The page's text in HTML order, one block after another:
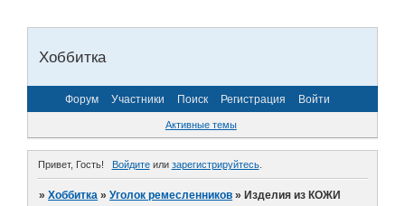
Хоббитка
Форум Участники Поиск Регистрация Войти
Активные темы
Привет, Гость! Войдитеили зарегистрируйтесь.
»Хоббитка »Уголок ремесленников »Изделия из КОЖИ